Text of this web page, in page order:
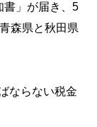
書」が届き、5
森県と秋田県
ならない税金